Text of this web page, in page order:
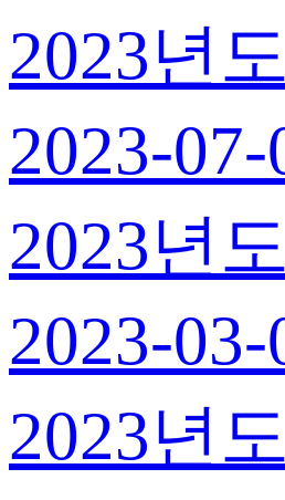
2023년
2023-07-
2023년
2023-03-
2023년